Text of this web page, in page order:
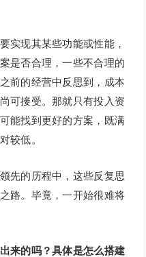
实现其某些功能或性能，
是否合理，一些不合理的
前的经营中反思到，成本
可接受。那就只有投入资
能找到更好的方案，既满
较低。
先的历程中，这些反复思
路。毕竟，一开始很难将
来的吗？具体是怎么搭建